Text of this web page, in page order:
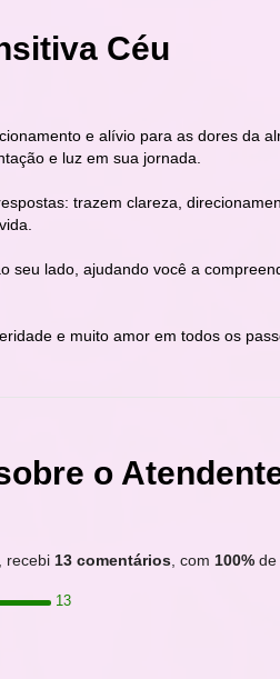
Céu
e alívio para as dores da
e luz em sua jornada.
trazem clareza,
seu lado, ajudando você a
e muito amor em todos os
o
recebi 13 comentários, com 100%de
13